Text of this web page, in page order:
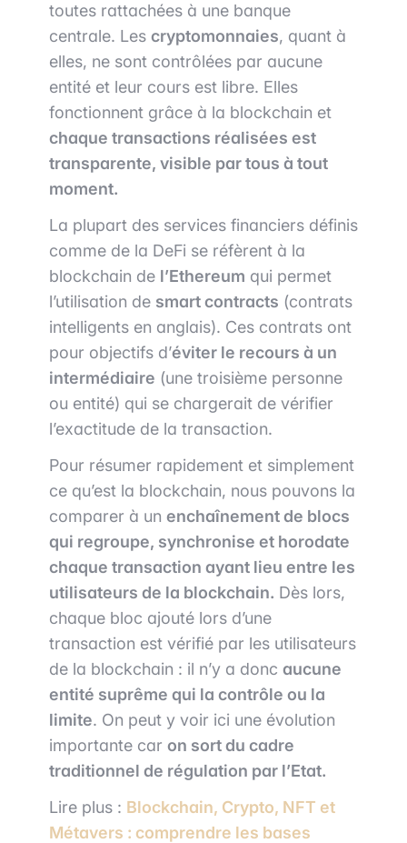
toutes rattachées à une banque
centrale. Les cryptomonnaies, quant à
elles, ne sont contrôlées par aucune
entité et leur cours est libre. Elles
fonctionnent grâce à la blockchain et
chaque transactions réalisées est
transparente, visible par tous à tout
moment.
La plupart des services financiers définis
comme de la DeFi se réfèrent à la
blockchain de l’Ethereum qui permet
l’utilisation de smart contracts (contrats
intelligents en anglais). Ces contrats ont
pour objectifs d’éviter le recours à un
intermédiaire (une troisième personne
ou entité) qui se chargerait de vérifier
l’exactitude de la transaction.
Pour résumer rapidement et simplement
ce qu’est la blockchain, nous pouvons la
comparer à un enchaînement de blocs
qui regroupe, synchronise et horodate
chaque transaction ayant lieu entre les
utilisateurs de la blockchain. Dès lors,
chaque bloc ajouté lors d’une
transaction est vérifié par les utilisateurs
de la blockchain : il n’y a donc aucune
entité suprême qui la contrôle ou la
limite. On peut y voir ici une évolution
importante car on sort du cadre
traditionnel de régulation par l’Etat.
Lire plus : Blockchain, Crypto, NFT et
Métavers : comprendre les bases